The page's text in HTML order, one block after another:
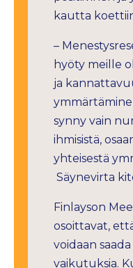
kautta
–
hyöty meille
ja
synny vain
ihmisistä,
yhteisestä
Säynevirta
Finlayson
osoittavat,
voidaan
vaikutuksia.